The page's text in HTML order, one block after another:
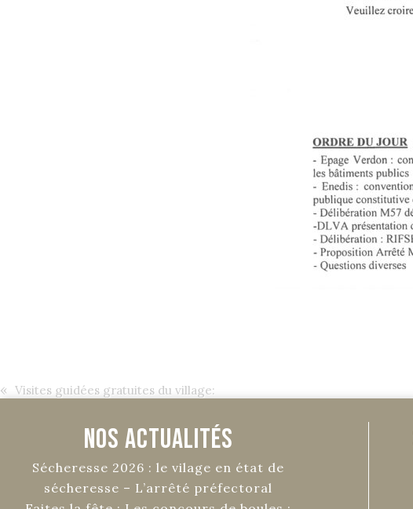
« Visites guidées gratuites du village:
Nos Actualités
Sécheresse 2026 : le vilage en état de
sécheresse – L’arrêté préfectoral